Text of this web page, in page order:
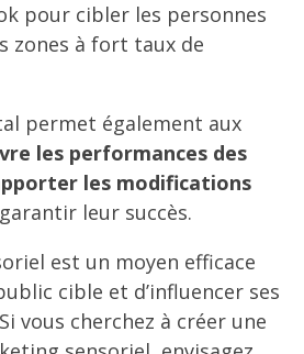
pour cibler les personnes
zones à fort taux de
permet également aux
les performances des
les modifications
leur succès.
est un moyen efficace
cible et d’influencer ses
vous cherchez à créer une